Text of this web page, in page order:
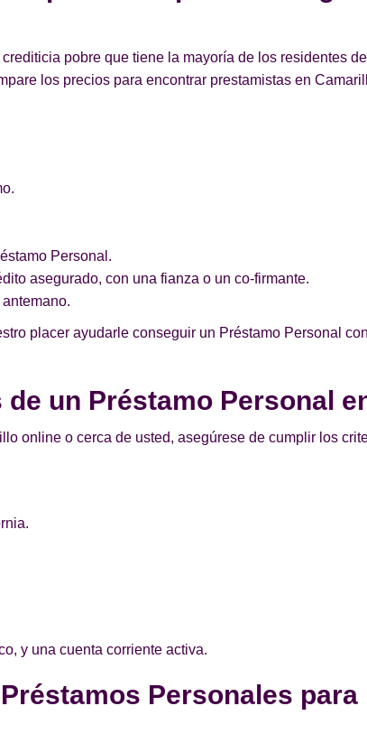
pobre que tiene la mayoría de los residentes
los precios para encontrar prestamistas en
Personal.
asegurado, con una fianza o un co-firmante.
placer ayudarle conseguir un Préstamo Personal
un Préstamo Personal
online o cerca de usted, asegúrese de cumplir los
y una cuenta corriente activa.
Personales